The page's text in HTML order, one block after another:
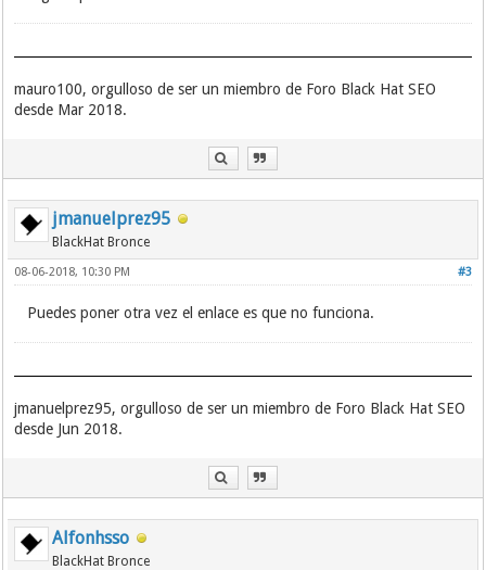
mauro100, orgulloso de ser un miembro de Foro Black Hat SEO
desde Mar 2018.
jmanuelprez95
BlackHat Bronce
#3
08-06-2018, 10:30 PM
Puedes poner otra vez el enlace es que no funciona.
jmanuelprez95, orgulloso de ser un miembro de Foro Black Hat SEO
desde Jun 2018.
Alfonhsso
BlackHat Bronce